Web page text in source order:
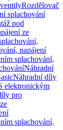
Rozdělovač
splachování
pod
ze
napájení
splachování,
Náhradní
Náhradní díly
elektronickým
pro
splachování,